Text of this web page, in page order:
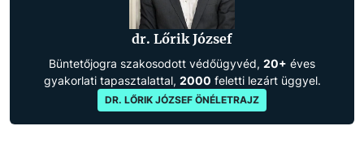
dr. Lőrik József
Büntetőjogra szakosodott védőügyvéd, 20+ éves
gyakorlati tapasztalattal, 2000 feletti lezárt üggyel.
DR. LŐRIK JÓZSEF ÖNÉLETRAJZ